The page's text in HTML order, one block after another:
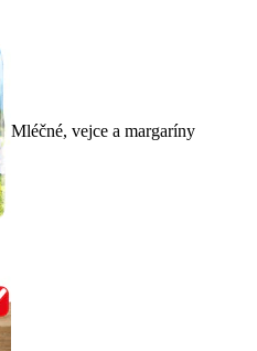
Mléčné, vejce a margaríny